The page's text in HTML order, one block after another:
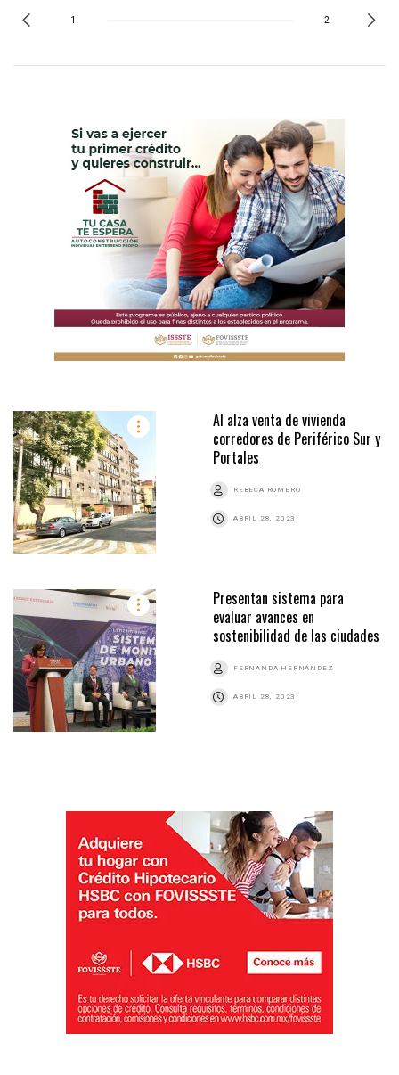
1 2
Al alza venta de vivienda
corredores de Periférico Sur y
Portales
REBECA ROMERO
ABRIL 28, 2023
Presentan sistema para
evaluar avances en
sostenibilidad de las ciudades
FERNANDA HERNÁNDEZ
ABRIL 28, 2023